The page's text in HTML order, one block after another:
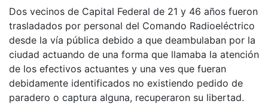
Dos vecinos de Capital Federal de 21 y 46 años fueron
trasladados por personal del Comando Radioeléctrico
desde la vía pública debido a que deambulaban por la
ciudad actuando de una forma que llamaba la atención
de los efectivos actuantes y una ves que fueran
debidamente identificados no existiendo pedido de
paradero o captura alguna, recuperaron su libertad.